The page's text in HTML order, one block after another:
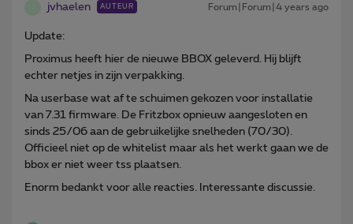
jvhaelen AUTEUR Forum|Forum|4 years ago
Update:
Proximus heeft hier de nieuwe BBOX geleverd. Hij blijft
echter netjes in zijn verpakking.
Na userbase wat af te schuimen gekozen voor installatie
van 7.31 firmware. De Fritzbox opnieuw aangesloten en
sinds 25/06 aan de gebruikelijke snelheden (70/30).
Officieel niet op de whitelist maar als het werkt gaan we de
bbox er niet weer tss plaatsen.
Enorm bedankt voor alle reacties. Interessante discussie.